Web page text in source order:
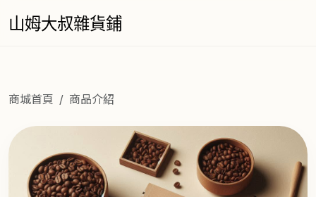
山姆大叔雜貨鋪
商城首頁 商品介紹